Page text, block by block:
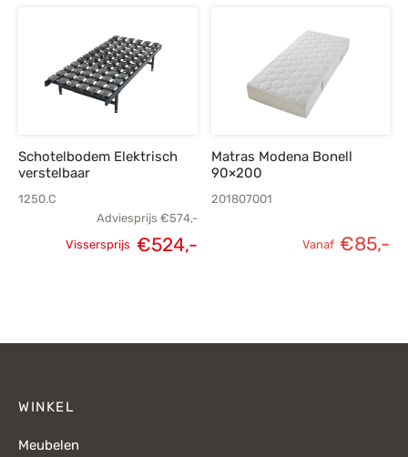
Schotelbodem Elektrisch
verstelbaar
1250.C
Adviesprijs €574,-
Oorspronkelijke
Vissersprijs €524,-Huidige
Matras Modena Bonell
90×200
201807001
Vanaf €85,-
WINKEL
Meubelen